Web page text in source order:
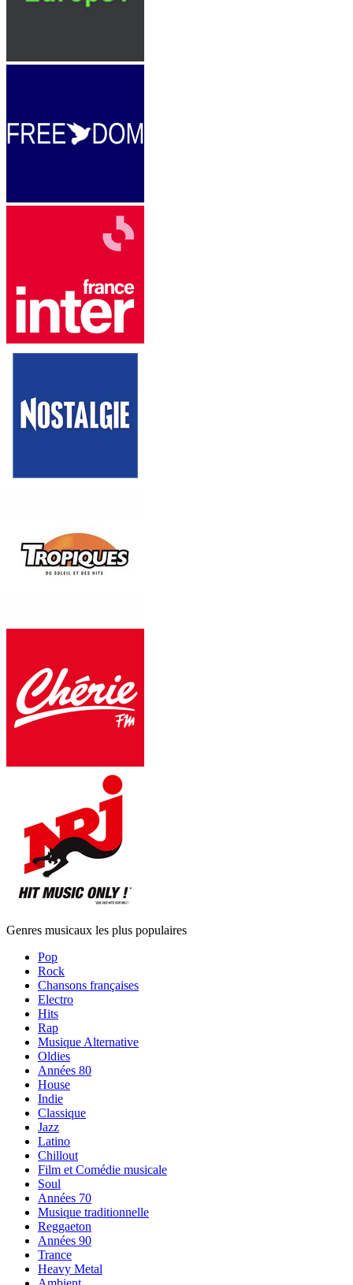
Genres musicaux les plus populaires
Pop
Rock
Chansons françaises
Electro
Hits
Rap
Musique Alternative
Oldies
Années 80
House
Indie
Classique
Jazz
Latino
Chillout
Film et Comédie musicale
Soul
Années 70
Musique traditionnelle
Reggaeton
Années 90
Trance
Heavy Metal